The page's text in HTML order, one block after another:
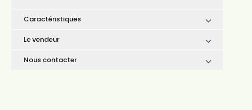
Caractéristiques
Le vendeur
Nous contacter